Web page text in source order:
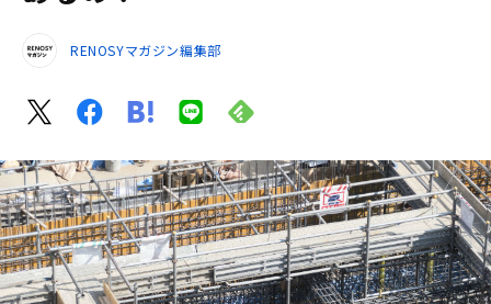
RENOSYマガジン編集部